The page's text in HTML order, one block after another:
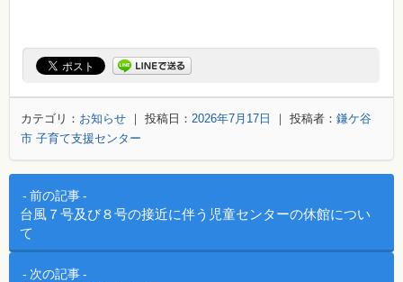
カテゴリ： お知らせ ｜ 投稿日： 2026年7月17日 ｜ 投稿者： 鎌ケ谷
市 子育て支援センター
投稿ナビゲーション
前の記事
台風７号及び８号の接近に伴う児童センターの休館につい
て
次の記事